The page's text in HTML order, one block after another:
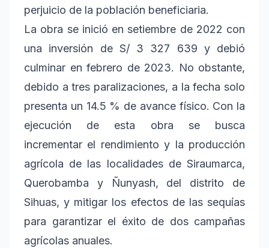
perjuicio de la población beneficiaria.
La obra se inició en setiembre de 2022 con
una inversión de S/ 3 327 639 y debió
culminar en febrero de 2023. No obstante,
debido a tres paralizaciones, a la fecha solo
presenta un 14.5 % de avance físico. Con la
ejecución de esta obra se busca
incrementar el rendimiento y la producción
agrícola de las localidades de Siraumarca,
Querobamba y Ñunyash, del distrito de
Sihuas, y mitigar los efectos de las sequías
para garantizar el éxito de dos campañas
agrícolas anuales.